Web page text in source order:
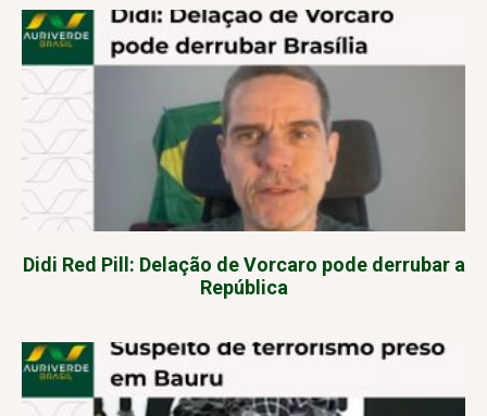
Didi Red Pill: Delação de Vorcaro pode derrubar a
República